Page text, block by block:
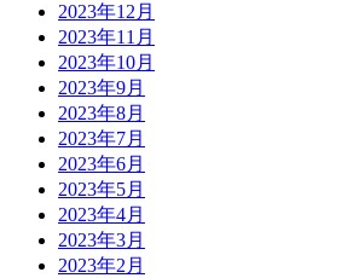
2023年12月
2023年11月
2023年10月
2023年9月
2023年8月
2023年7月
2023年6月
2023年5月
2023年4月
2023年3月
2023年2月